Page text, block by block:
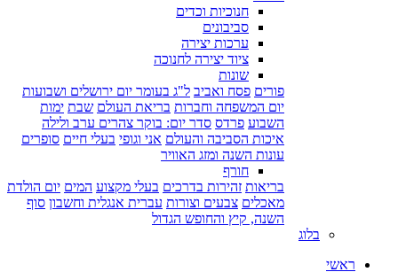
חנוכיות וכדים
סביבונים
ערכות יצירה
ציוד יצירה לחנוכה
שונות
פורים פסח ואביב ל"ג בעומר יום ירושלים ושבועות
יום המשפחה וחברות בריאת העולם שבת ימות
השבוע פרדס סדר יום: בוקר צהרים ערב ולילה
איכות הסביבה והעולם אני וגופי בעלי חיים סופרים
עונות השנה ומזג האוויר
חורף
בריאות זהירות בדרכים בעלי מקצוע המים יום הולדת
מאכלים צבעים וצורות עברית אנגלית וחשבון סוף
השנה, קיץ והחופש הגדול
בלוג
ראשי